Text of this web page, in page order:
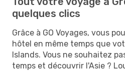
quelques clics
Grâce à GO Voyages, vous
hôtel en même temps que
Islands. Vous ne souhaitez
temps et découvrir l'Asie ?